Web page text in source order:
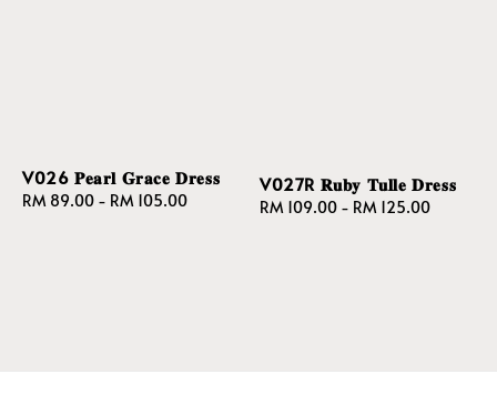
V026 𝐏𝐞𝐚𝐫𝐥 𝐆𝐫𝐚𝐜𝐞 𝐃𝐫𝐞𝐬𝐬
Regular
RM 89.00 - RM 105.00
V027R 𝐑𝐮𝐛𝐲 𝐓𝐮𝐥𝐥𝐞 𝐃𝐫𝐞𝐬𝐬
Regular
RM 109.00 - RM 125.00